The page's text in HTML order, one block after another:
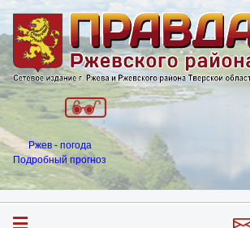
Ржев - погода
Подробный прогноз